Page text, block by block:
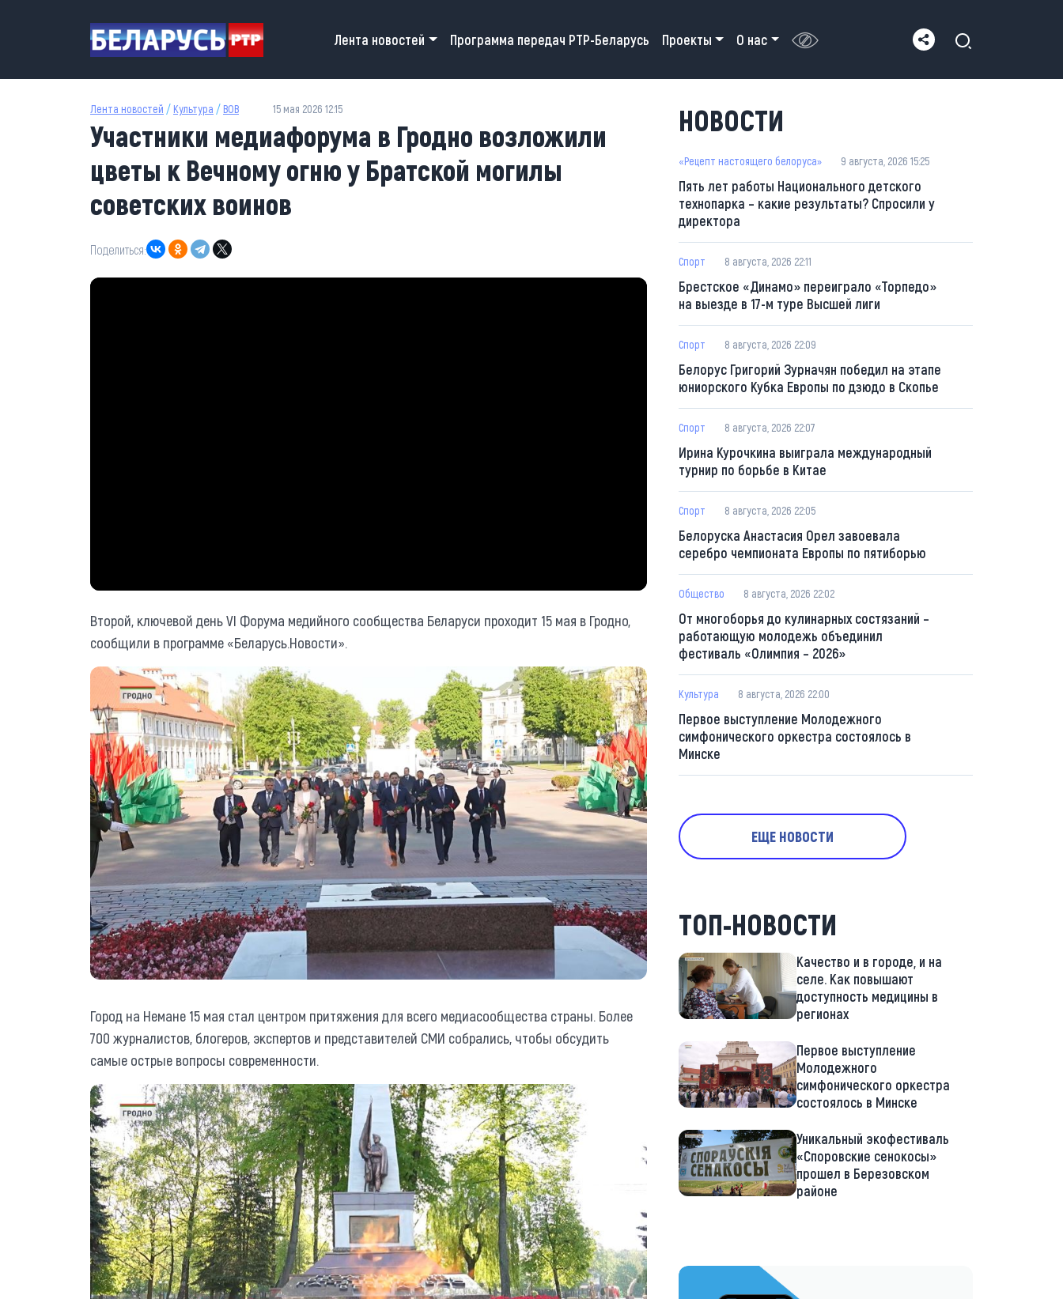
Main navigation
Лента новостей Программа передач РТР-Беларусь Проекты О нас
Лента новостей / Культура / ВОВ 15 мая 2026 12:15
Участники медиафорума в Гродно возложили
цветы к Вечному огню у Братской могилы
советских воинов
Поделиться:
Второй, ключевой день VI Форума медийного сообщества Беларуси проходит 15 мая в Гродно,
сообщили в программе «Беларусь.Новости».
Город на Немане 15 мая стал центром притяжения для всего медиасообщества страны. Более
700 журналистов, блогеров, экспертов и представителей СМИ собрались, чтобы обсудить
самые острые вопросы современности.
НОВОСТИ
«Рецепт настоящего белоруса» 9 августа, 2026 15:25
Пять лет работы Национального детского
технопарка – какие результаты? Спросили у
директора
Спорт 8 августа, 2026 22:11
Брестское «Динамо» переиграло «Торпедо»
на выезде в 17-м туре Высшей лиги
Спорт 8 августа, 2026 22:09
Белорус Григорий Зурначян победил на этапе
юниорского Кубка Европы по дзюдо в Скопье
Спорт 8 августа, 2026 22:07
Ирина Курочкина выиграла международный
турнир по борьбе в Китае
Спорт 8 августа, 2026 22:05
Белоруска Анастасия Орел завоевала
серебро чемпионата Европы по пятиборью
Общество 8 августа, 2026 22:02
От многоборья до кулинарных состязаний –
работающую молодежь объединил
фестиваль «Олимпия – 2026»
Культура 8 августа, 2026 22:00
Первое выступление Молодежного
симфонического оркестра состоялось в
Минске
ЕЩЕ НОВОСТИ
ТОП-НОВОСТИ
Качество и в городе, и на
селе. Как повышают
доступность медицины в
регионах
Первое выступление
Молодежного
симфонического оркестра
состоялось в Минске
Уникальный экофестиваль
«Споровские сенокосы»
прошел в Березовском
районе
https://t.me/minskctvby